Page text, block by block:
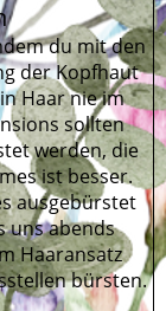
du mit den
der Kopfhaut
Haar nie im
sollten
werden, die
ist besser.
ausgebürstet
uns abends
Haaransatz
bürsten.